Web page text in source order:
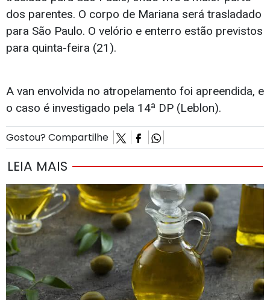
dos parentes. O corpo de Mariana será trasladado
para São Paulo. O velório e enterro estão previstos
para quinta-feira (21).
A van envolvida no atropelamento foi apreendida, e
o caso é investigado pela 14ª DP (Leblon).
Gostou? Compartilhe
LEIA MAIS